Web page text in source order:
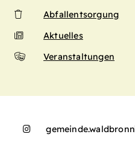
Abfallentsorgung
Aktuelles
Veranstaltungen
gemeinde.waldbronn